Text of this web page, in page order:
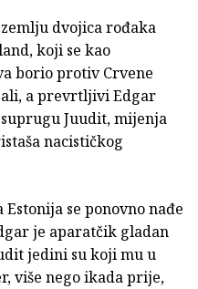
dvojica rođaka
koji se kao
borio protiv Crvene
a prevrtljivi Edgar
Juudit, mijenja
nacističkog
se ponovno nađe
je aparatčik gladan
jedini su koji mu u
više nego ikada prije,